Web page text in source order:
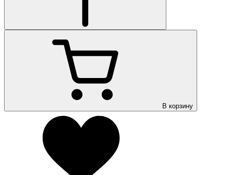
В корзину